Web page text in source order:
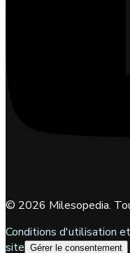
© 2026 Milesopedia.
Conditions d'utilisation
site Gérer le consentement